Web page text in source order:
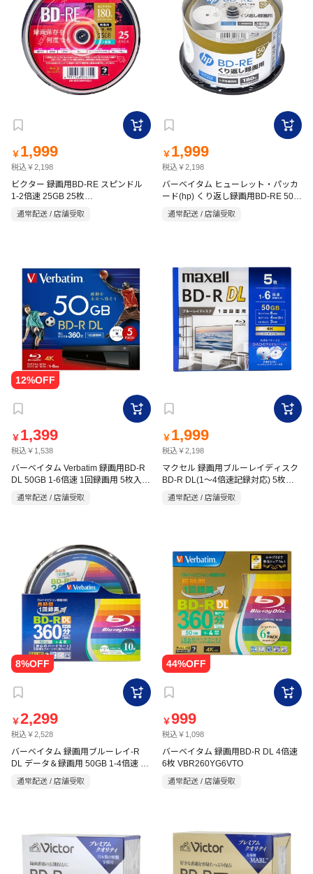
￥ 1,999
税込￥2,198
ビクター 録画用BD-RE スピンドル
1-2倍速 25GB 25枚
通常配送 / 店舗受取
￥ 1,999
税込￥2,198
バーベイタム ヒューレット・パッカ
ード(hp) くり返し録画用BD-RE 50枚
通常配送 / 店舗受取
￥ 1,399
税込￥1,538
バーベイタム Verbatim 録画用BD-R
DL 50GB 1-6倍速 1回録画用 5枚入
通常配送 / 店舗受取
￥ 1,999
税込￥2,198
マクセル 録画用ブルーレイディスク
BD-R DL(1～4倍速記録対応) 5枚パ
ック BRV50WPG.5S
通常配送 / 店舗受取
￥2,299
税込￥2,528
バーベイタム 録画用ブルーレイ-R
DL データ＆録画用 50GB 1-4倍速 10
枚 VBR260YP10SV2
通常配送 / 店舗受取
￥999
税込￥1,098
バーベイタム 録画用BD-R DL 4倍速
6枚 VBR260YG6VTO
通常配送 / 店舗受取